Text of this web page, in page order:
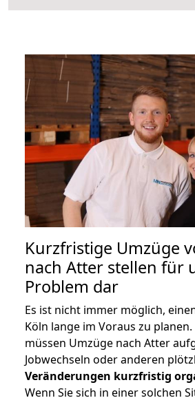
Kurzfristige Umzüge
nach Atter stellen für
Problem dar
Es ist nicht immer möglich,
Köln lange im Voraus zu
müssen Umzüge nach Atter
Jobwechseln oder anderen
Veränderungen kurzfristig
Wenn Sie sich in einer solchen